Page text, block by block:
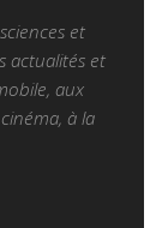
et
actualités et
aux
à la